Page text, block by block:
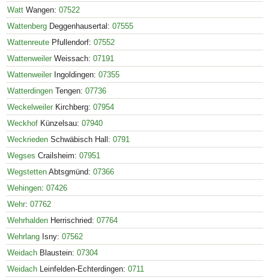
Watt Wangen: 07522
Wattenberg Deggenhausertal: 07555
Wattenreute Pfullendorf: 07552
Wattenweiler Weissach: 07191
Wattenweiler Ingoldingen: 07355
Watterdingen Tengen: 07736
Weckelweiler Kirchberg: 07954
Weckhof Künzelsau: 07940
Weckrieden Schwäbisch Hall: 0791
Wegses Crailsheim: 07951
Wegstetten Abtsgmünd: 07366
Wehingen: 07426
Wehr: 07762
Wehrhalden Herrischried: 07764
Wehrlang Isny: 07562
Weidach Blaustein: 07304
Weidach Leinfelden-Echterdingen: 0711